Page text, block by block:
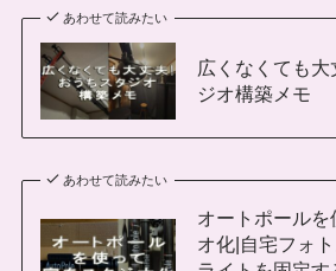
あわせて読みたい
広くなくても
ジオ構築メモ
あわせて読みたい
オートポール
オ化|自宅フォ